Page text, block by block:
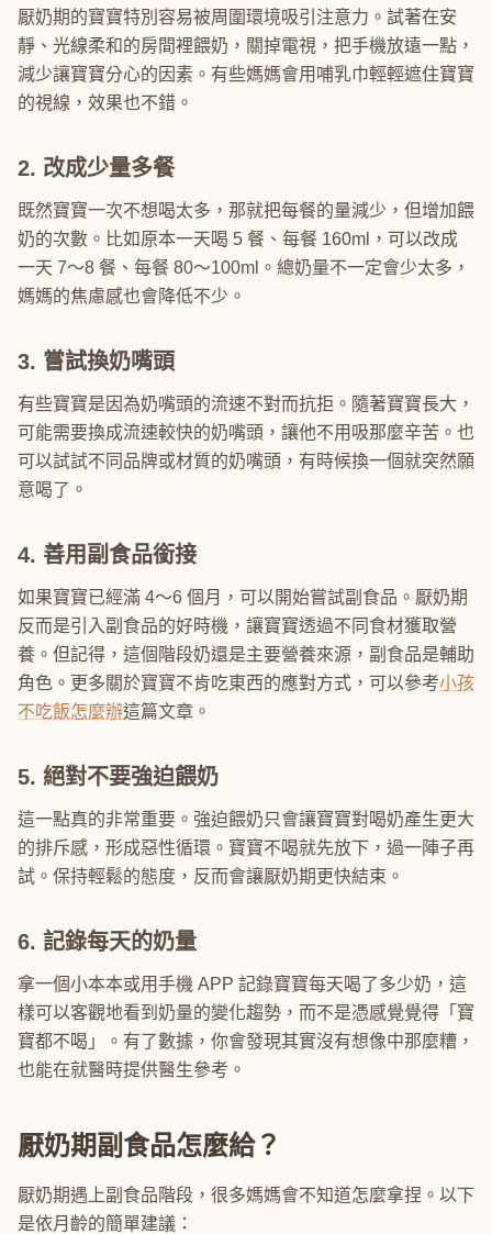
厭奶期的寶寶特別容易被周圍環境吸引注意力。試著在安
靜、光線柔和的房間裡餵奶，關掉電視，把手機放遠一點，
減少讓寶寶分心的因素。有些媽媽會用哺乳巾輕輕遮住寶寶
的視線，效果也不錯。
2. 改成少量多餐
既然寶寶一次不想喝太多，那就把每餐的量減少，但增加餵
奶的次數。比如原本一天喝 5 餐、每餐 160ml，可以改成
一天 7～8 餐、每餐 80～100ml。總奶量不一定會少太多，
媽媽的焦慮感也會降低不少。
3. 嘗試換奶嘴頭
有些寶寶是因為奶嘴頭的流速不對而抗拒。隨著寶寶長大，
可能需要換成流速較快的奶嘴頭，讓他不用吸那麼辛苦。也
可以試試不同品牌或材質的奶嘴頭，有時候換一個就突然願
意喝了。
4. 善用副食品銜接
如果寶寶已經滿 4～6 個月，可以開始嘗試副食品。厭奶期
反而是引入副食品的好時機，讓寶寶透過不同食材獲取營
養。但記得，這個階段奶還是主要營養來源，副食品是輔助
角色。更多關於寶寶不肯吃東西的應對方式，可以參考小孩
不吃飯怎麼辦這篇文章。
5. 絕對不要強迫餵奶
這一點真的非常重要。強迫餵奶只會讓寶寶對喝奶產生更大
的排斥感，形成惡性循環。寶寶不喝就先放下，過一陣子再
試。保持輕鬆的態度，反而會讓厭奶期更快結束。
6. 記錄每天的奶量
拿一個小本本或用手機 APP 記錄寶寶每天喝了多少奶，這
樣可以客觀地看到奶量的變化趨勢，而不是憑感覺覺得「寶
寶都不喝」。有了數據，你會發現其實沒有想像中那麼糟，
也能在就醫時提供醫生參考。
厭奶期副食品怎麼給？
厭奶期遇上副食品階段，很多媽媽會不知道怎麼拿捏。以下
是依月齡的簡單建議：